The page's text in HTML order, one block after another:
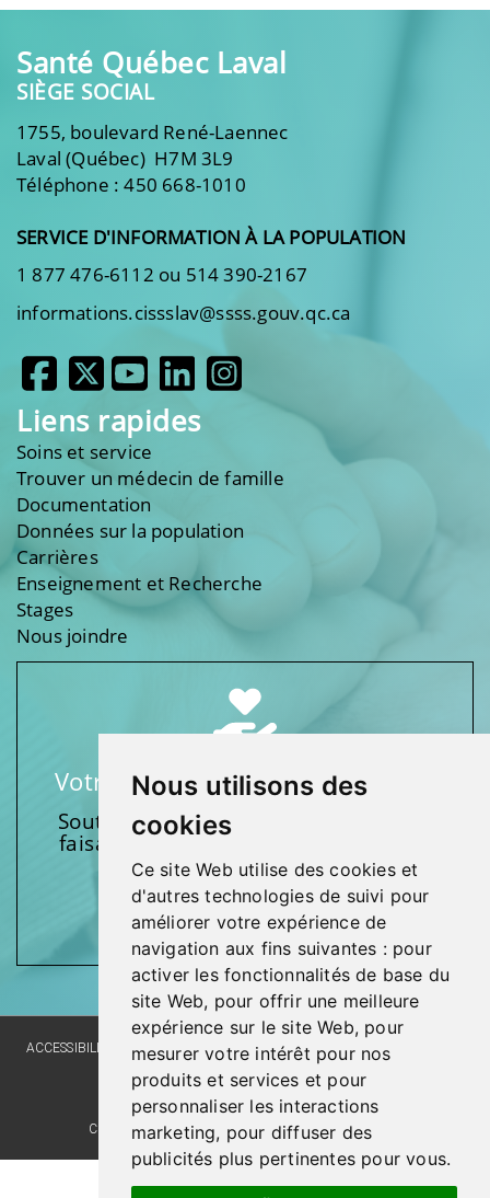
Nous utilisons des
cookies
Ce site Web utilise des cookies et
d'autres technologies de suivi pour
améliorer votre expérience de
navigation aux fins suivantes : pour
activer les fonctionnalités de base du
site Web, pour offrir une meilleure
expérience sur le site Web, pour
mesurer votre intérêt pour nos
produits et services et pour
personnaliser les interactions
marketing, pour diffuser des
publicités plus pertinentes pour vous.
Santé Québec Laval
SIÈGE SOCIAL
1755, boulevard René-Laennec
Laval (Québec) H7M 3L9
Téléphone : 450 668-1010
SERVICE D'INFORMATION À LA POPULATION
1 877 476-6112 ou 514 390-2167
informations.cissslav@ssss.gouv.qc.ca
Liens rapides
Soins et service
Trouver un médecin de famille
Documentation
Données sur la population
Carrières
Enseignement et Recherche
Stages
Nous joindre
Votre soutien fait une différence
Soutenez l’une de nos fondations en
faisant un don et en participant aux
activités.
Donnez généreusement!
ACCESSIBILITY SITE MAP LANGUAGE POLICY PRIVACY POLICY
WEBSITE DEVELOPMENT
COMMENTS, SUGGESTIONS, ACKNOWLEDGMENTS
Last update : 3 February 2026